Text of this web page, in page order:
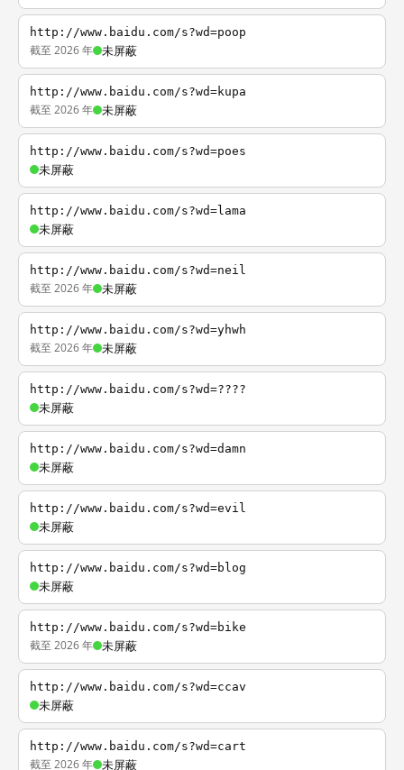
http://www.baidu.com/s?wd=poop
截至 2026 年 未屏蔽
http://www.baidu.com/s?wd=kupa
截至 2026 年 未屏蔽
http://www.baidu.com/s?wd=poes
未屏蔽
http://www.baidu.com/s?wd=lama
未屏蔽
http://www.baidu.com/s?wd=neil
截至 2026 年 未屏蔽
http://www.baidu.com/s?wd=yhwh
截至 2026 年 未屏蔽
http://www.baidu.com/s?wd=????
未屏蔽
http://www.baidu.com/s?wd=damn
未屏蔽
http://www.baidu.com/s?wd=evil
未屏蔽
http://www.baidu.com/s?wd=blog
未屏蔽
http://www.baidu.com/s?wd=bike
截至 2026 年 未屏蔽
http://www.baidu.com/s?wd=ccav
未屏蔽
http://www.baidu.com/s?wd=cart
截至 2026 年 未屏蔽